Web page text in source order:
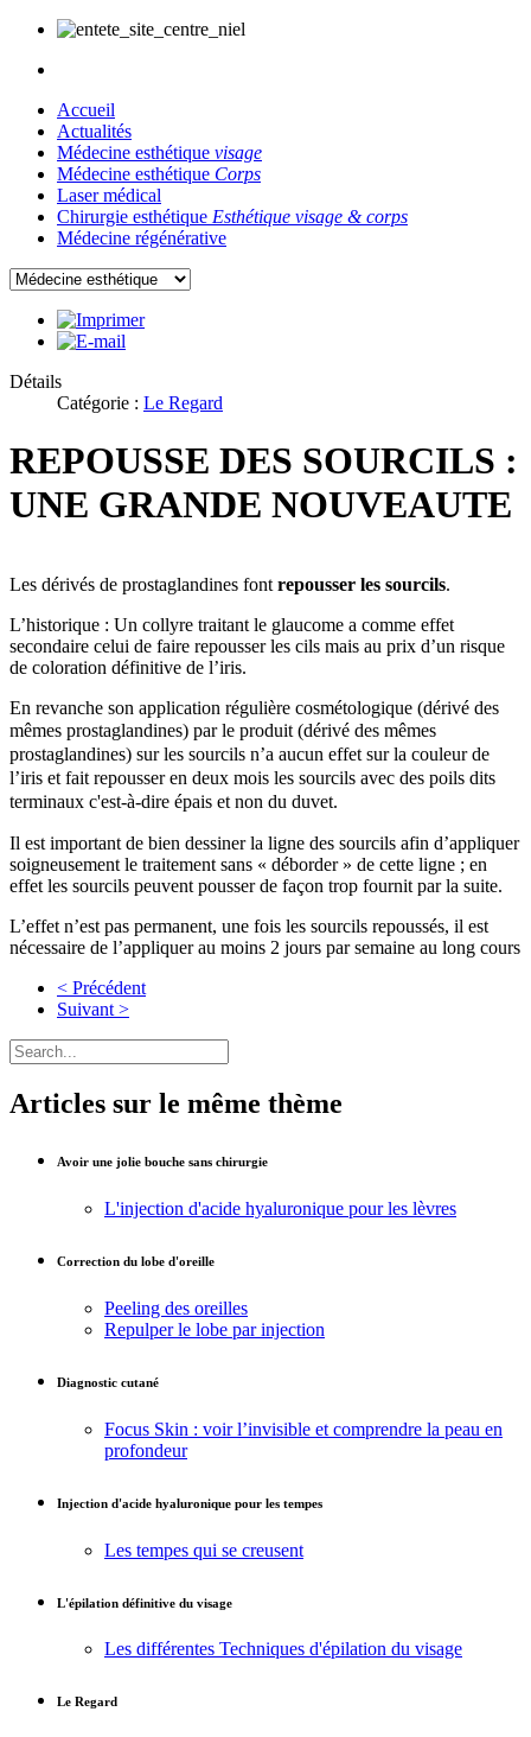
Accueil
Actualités
Médecine esthétique visage
Médecine esthétique Corps
Laser médical
Chirurgie esthétique Esthétique visage & corps
Médecine régénérative
Détails
Catégorie : Le Regard
REPOUSSE DES SOURCILS :
UNE GRANDE NOUVEAUTE
Les dérivés de prostaglandines font repousser les sourcils.
L’historique : Un collyre traitant le glaucome a comme effet
secondaire celui de faire repousser les cils mais au prix d’un risque
de coloration définitive de l’iris.
En revanche son application régulière cosmétologique (dérivé des
mêmes prostaglandines) par le produit (dérivé des mêmes
prostaglandines) surles sourcils n’a aucun effet sur la couleur de
l’iris et fait repousser en deux mois les sourcils avec des poils dits
terminaux c'est-à-dire épais et non du duvet.
Il est important de bien dessiner la ligne des sourcils afin d’appliquer
soigneusement le traitement sans « déborder » de cette ligne ; en
effet les sourcils peuvent pousser de façon trop fournit par la suite.
L’effet n’est pas permanent, une fois les sourcils repoussés, il est
nécessaire de l’appliquer au moins 2 jours par semaine au long cours
< Précédent
Suivant >
Articles sur le même thème
Avoir une jolie bouche sans chirurgie
L'injection d'acide hyaluronique pour les lèvres
Correction du lobe d'oreille
Peeling des oreilles
Repulper le lobe par injection
Diagnostic cutané
Focus Skin : voir l’invisible et comprendre la peau en
profondeur
Injection d'acide hyaluronique pour les tempes
Les tempes qui se creusent
L'épilation définitive du visage
Les différentes Techniques d'épilation du visage
Le Regard